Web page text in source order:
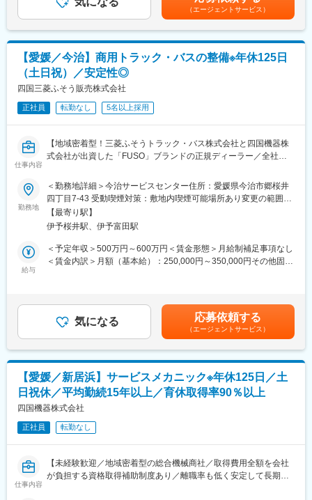
変更の範囲：会社の定める業務
トラック・バス」の特約販売店として、香川県・徳島県・愛媛
県・高知県の三菱ふそうトラック（1.5トン～大型トラック）、バ
ス（大・中・小）を取り扱っている部門です。「FUSO」ブラン
ドは昔からお客様より厚い信頼を得ており、性能的にも優れてい
ると高いご評価を頂いています。
■当社の魅力：
・全ての部門（整備、営業等）が連携しながら、丁寧なアフター
フォローに力を入れております。修理、故障を未然に防ぐ定期的
な点検案内をきめ細やかに行っていることから、多くのお客様よ
て取引先からの厚い信頼に加えて、各地域に支店、営業所を展開
しているため、抜群の安定基盤を誇ります。
■社風：
制が築かれております。また、社内研修、社内イベントなどにお
いて、各部署、各支店の社員と交流できるチャンスが多々用意さ
変更の範囲：会社の定める業務
でも目安の金額であり、選考を通じて上下する可能性がありま
す。月給(月額)は固定手当を含めた表記です。
（エージェントサービス）
【愛媛／今治】商用トラック・バスの整備※年休125日
（土日祝）／安定性◎
四国三菱ふそう販売株式会社
正社員 転勤なし 5名以上採用
仕事内容
【地域密着型！三菱ふそうトラック・バス株式会社と四国機器株
式会社が出資した「FUSO」ブランドの正規ディーラー／全社平
／転勤なし】
■業務概要：
大型のトラック、商用車の整備を担当いただきます。
※車検がメインとなり、基本的には工場勤務です。外に行くことは
ほとんどありません。
輩社員に聞ける環境です。また整備士や検査員、牽引免許などの
業務で必要な資格は全額会社負担で取得頂けます。
トラック・バス」の特約販売店として、香川県・徳島県・愛媛
県・高知県の三菱ふそうトラック（1.5トン～大型トラック）、バ
ス（大・中・小）を取り扱っている部門です。「FUSO」ブラン
ドは昔からお客様より厚い信頼を得ており、性能的にも優れてい
ると高いご評価を頂いています。
■当社の魅力：
・全ての部門（整備、営業等）が連携しながら、丁寧なアフター
フォローに力を入れております。修理、故障を未然に防ぐ定期的
な点検案内をきめ細やかに行っていることから、多くのお客様よ
勤務地
＜勤務地詳細＞今治サービスセンター住所：愛媛県今治市郷桜井
四丁目7-43 受動喫煙対策：敷地内喫煙可能場所あり変更の範囲：
無【最寄り駅】
伊予桜井駅、伊予富田駅
給与
＜予定年収＞500万円～600万円＜賃金形態＞月給制補足事項なし
＜賃金内訳＞月額（基本給）：250,000円～350,000円その他固定
円）の過去実績あり■賞与：年2回※過去実績4ヶ月分賃金はあくま
でも目安の金額であり、選考を通じて上下する可能性がありま
す。月給(月額)は固定手当を含めた表記です。
気になる 応募依頼する
（エージェントサービス）
【愛媛／新居浜】サービスメカニック※年休125日／土
日祝休／平均勤続15年以上／育休取得率90％以上
四国機器株式会社
正社員 転勤なし
仕事内容
【未経験歓迎／地域密着型の総合機械商社／取得費用全額を会社
が負担する資格取得補助制度あり／離職率も低く安定して長期就